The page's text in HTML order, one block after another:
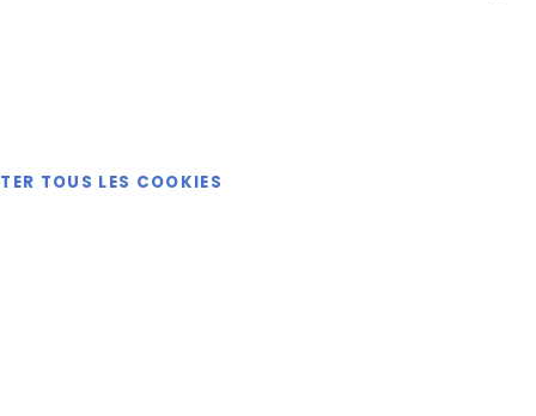
TOUS LES COOKIES